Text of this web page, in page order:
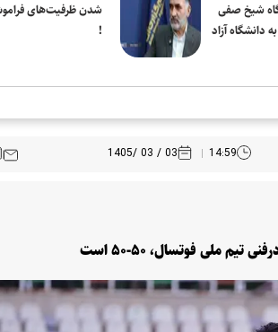
شیخ صفی
دانشگاه آزاد
شدن ظرفیت‌های
!
14:59
03 / 03 /1405
ملی فوتسال، ۵۰-۵۰ است